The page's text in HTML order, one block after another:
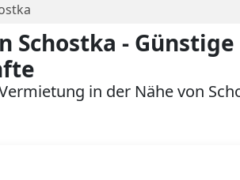
Schostka - Günstige
in der Nähe von